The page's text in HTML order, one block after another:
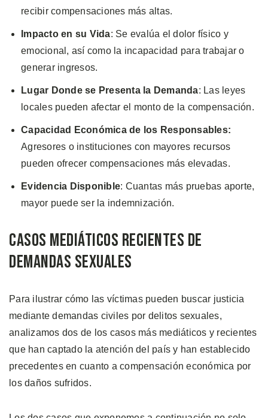
recibir compensaciones más altas.
Impacto en su Vida: Se evalúa el dolor físico y
emocional, así como la incapacidad para trabajar o
generar ingresos.
Lugar Donde se Presenta la Demanda: Las leyes
locales pueden afectar el monto de la compensación.
Capacidad Económica de los Responsables:
Agresores o instituciones con mayores recursos
pueden ofrecer compensaciones más elevadas.
Evidencia Disponible: Cuantas más pruebas aporte,
mayor puede ser la indemnización.
Casos Mediáticos Recientes de
Demandas Sexuales
Para ilustrar cómo las víctimas pueden buscar justicia
mediante demandas civiles por delitos sexuales,
analizamos dos de los casos más mediáticos y recientes
que han captado la atención del país y han establecido
precedentes en cuanto a compensación económica por
los daños sufridos.